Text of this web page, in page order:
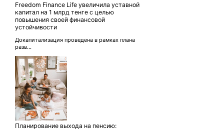
Freedom Finance Life увеличила уставной
капитал на 1 млрд тенге с целью
повышения своей финансовой
устойчивости
Докапитализация проведена в рамках плана
разв...
Планирование выхода на пенсию: